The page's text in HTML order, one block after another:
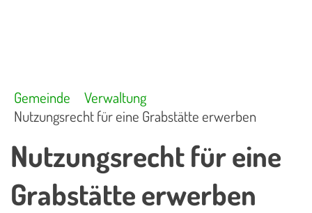
Gemeinde
Verwaltung
Nutzungsrecht für eine Grabstätte erwerben
Nutzungsrecht für eine
Grabstätte erwerben